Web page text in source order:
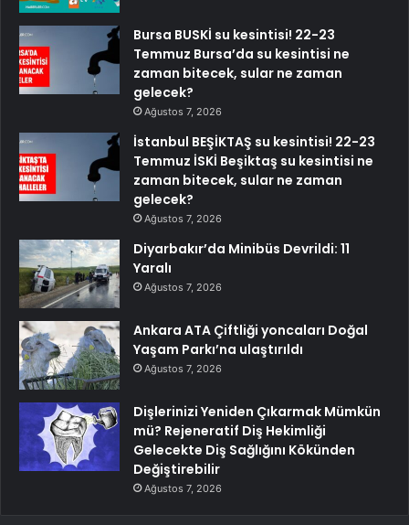
Bursa BUSKİ su kesintisi! 22-23
Temmuz Bursa’da su kesintisi ne
zaman bitecek, sular ne zaman
gelecek?
Ağustos 7, 2026
İstanbul BEŞİKTAŞ su kesintisi! 22-23
Temmuz İSKİ Beşiktaş su kesintisi ne
zaman bitecek, sular ne zaman
gelecek?
Ağustos 7, 2026
Diyarbakır’da Minibüs Devrildi: 11
Yaralı
Ağustos 7, 2026
Ankara ATA Çiftliği yoncaları Doğal
Yaşam Parkı’na ulaştırıldı
Ağustos 7, 2026
Dişlerinizi Yeniden Çıkarmak Mümkün
mü? Rejeneratif Diş Hekimliği
Gelecekte Diş Sağlığını Kökünden
Değiştirebilir
Ağustos 7, 2026